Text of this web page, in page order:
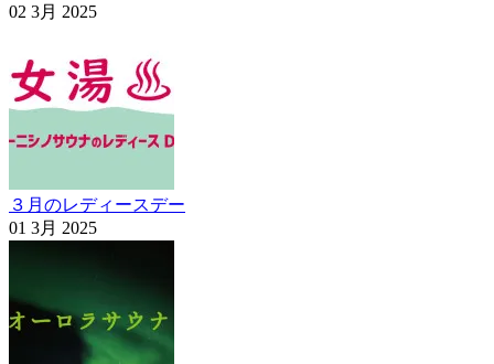
02 3月 2025
３月のレディースデー
01 3月 2025